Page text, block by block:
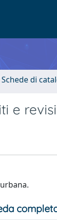
Schede di
e